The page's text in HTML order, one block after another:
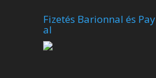
Fizetés Barionnal és
al